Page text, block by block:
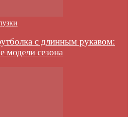
с длинным рукавом:
модели сезона